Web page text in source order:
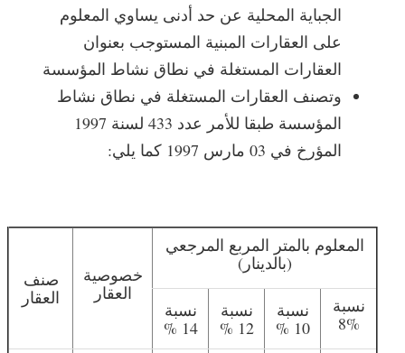
الجباية المحلية عن حد أدنى يساوي المعلوم
على العقارات المبنية المستوجب بعنوان
العقارات المستغلة في نطاق نشاط المؤسسة
وتصنف العقارات المستغلة في نطاق نشاط
المؤسسة طبقا للأمر عدد 433 لسنة 1997
المؤرخ في 03 مارس 1997 كما يلي:
المعلوم بالمتر المربع المرجعي
(بالدينار)
خصوصية
العقار
صنف
العقار
نسبة
%8
نسبة
10 %
نسبة
12 %
نسبة
14 %